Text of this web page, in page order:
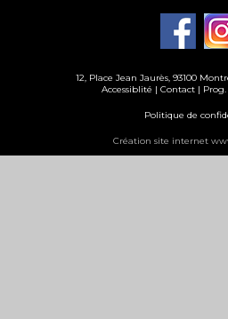
12, Place Jean Jaurès, 93100
Accessiblité | Contact| Prog.
Politique de
Création site internet